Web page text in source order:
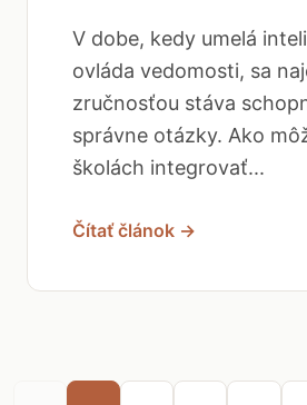
V dobe, kedy umelá
ovláda vedomosti, sa
zručnosťou stáva
správne otázky. Ako
školách integrovať...
Čítať článok →